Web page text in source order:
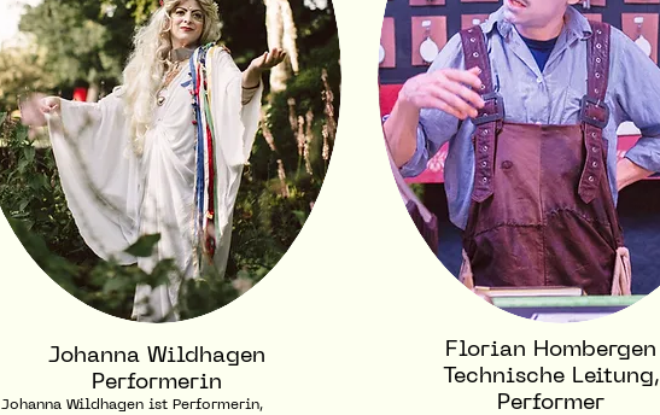
Johanna Wildhagen
Performerin
Johanna Wildhagen ist Performerin,
Florian Hombergen
Technische Leitung,
Performer